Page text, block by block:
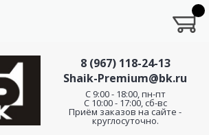
8 (967) 118-24-13
Shaik-Premium@bk.ru
C 9:00 - 18:00, пн-пт
С 10:00 - 17:00, сб-вс
Приём заказов на сайте -
круглосуточно.